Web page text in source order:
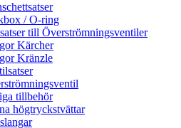
/ O-ring
till Överströmningsventiler
Kärcher
Kränzle
tillbehör
högtryckstvättar